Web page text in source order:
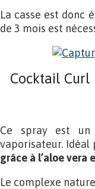
La casse est donc
de 3 mois est
Cocktail Curl
Ce spray est un
vaporisateur. Idéal
grâce à l’aloe vera
Le complexe